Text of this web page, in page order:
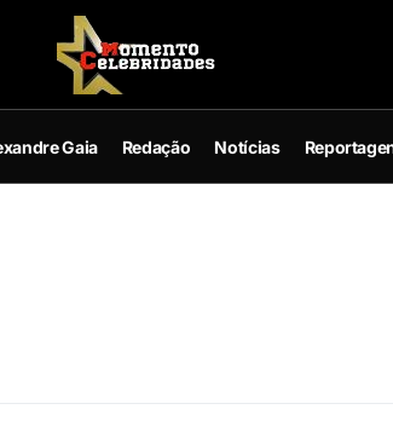
Gaia Redação Notícias